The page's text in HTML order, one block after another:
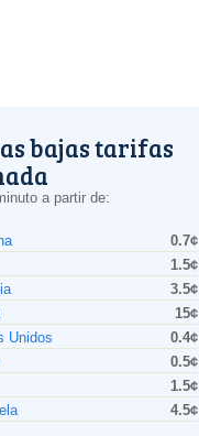
bajas tarifas
a partir de:
0.7¢
1.5¢
3.5¢
15¢
Unidos
0.4¢
0.5¢
1.5¢
4.5¢